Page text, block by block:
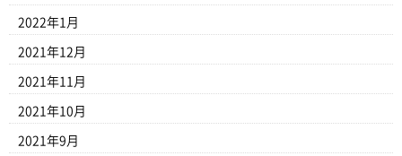
2022年1月
2021年12月
2021年11月
2021年10月
2021年9月